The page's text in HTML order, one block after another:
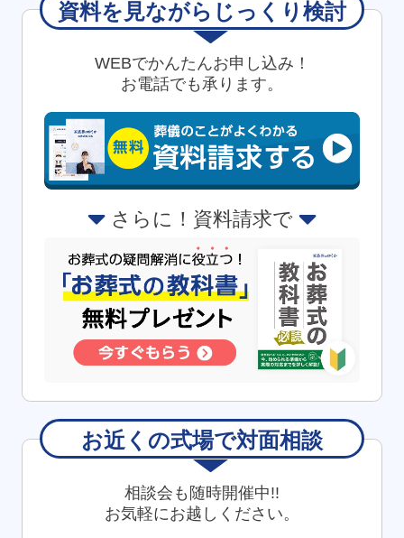
資料を見ながらじっくり検討
WEBでかんたんお申し込み！
お電話でも承ります。
さらに！資料請求で
お近くの式場で対面相談
相談会も随時開催中!!
お気軽にお越しください。
お得な会員価格!